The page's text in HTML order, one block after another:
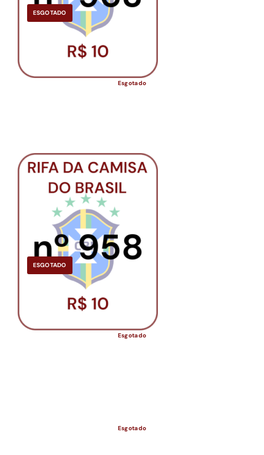
ESGOTADO
Esgotado
ESGOTADO
Esgotado
Esgotado